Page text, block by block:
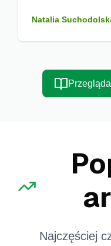
Natalia
Najczęściej